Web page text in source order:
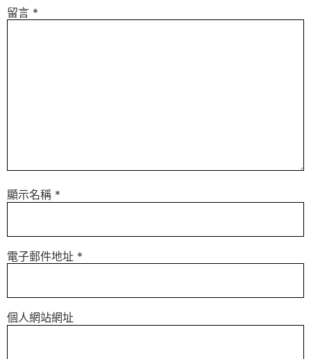
留言 *
顯示名稱 *
電子郵件地址 *
個人網站網址